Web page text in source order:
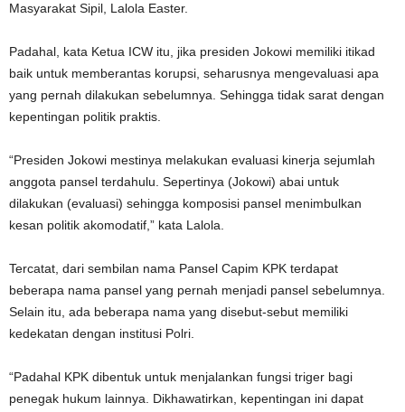
Masyarakat Sipil, Lalola Easter.
Padahal, kata Ketua ICW itu, jika presiden Jokowi memiliki itikad
baik untuk memberantas korupsi, seharusnya mengevaluasi apa
yang pernah dilakukan sebelumnya. Sehingga tidak sarat dengan
kepentingan politik praktis.
“Presiden Jokowi mestinya melakukan evaluasi kinerja sejumlah
anggota pansel terdahulu. Sepertinya (Jokowi) abai untuk
dilakukan (evaluasi) sehingga komposisi pansel menimbulkan
kesan politik akomodatif,” kata Lalola.
Tercatat, dari sembilan nama Pansel Capim KPK terdapat
beberapa nama pansel yang pernah menjadi pansel sebelumnya.
Selain itu, ada beberapa nama yang disebut-sebut memiliki
kedekatan dengan institusi Polri.
“Padahal KPK dibentuk untuk menjalankan fungsi triger bagi
penegak hukum lainnya. Dikhawatirkan, kepentingan ini dapat